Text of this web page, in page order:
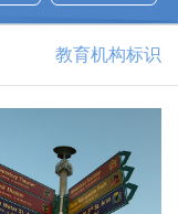
教育机构标识